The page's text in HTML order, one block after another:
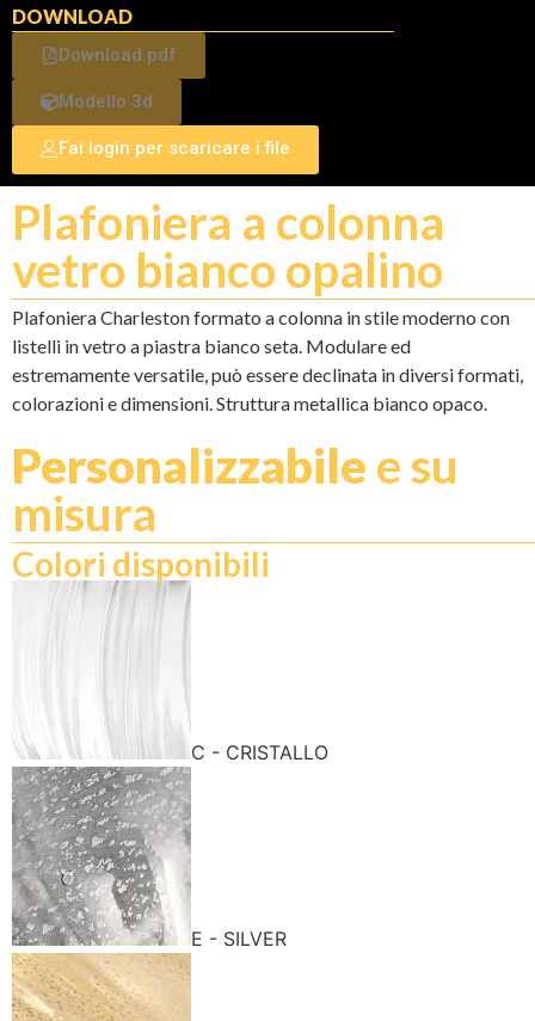
DOWNLOAD
Download pdf
Modello 3d
Fai login per scaricare i file
Plafoniera a colonna
vetro bianco opalino
Plafoniera Charleston formato a colonna in stile moderno con
listelli in vetro a piastra bianco seta. Modulare ed
estremamente versatile, può essere declinata in diversi formati,
colorazioni e dimensioni. Struttura metallica bianco opaco.
Personalizzabile e su
misura
Colori disponibili
C - CRISTALLO
E - SILVER